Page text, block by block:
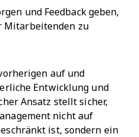
und Feedback geben,
Mitarbeitenden zu
auf und
Entwicklung und
Ansatz stellt sicher,
nicht auf
ist, sondern ein